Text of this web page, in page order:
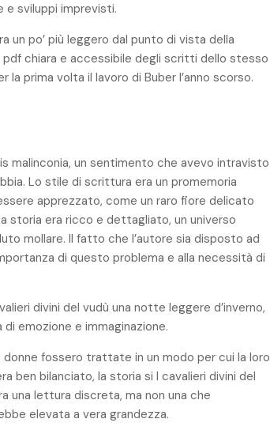
sviluppi imprevisti.
un po’ più leggero dal punto di vista della
pdf chiara e accessibile degli scritti dello stesso
prima volta il lavoro di Buber l’anno scorso.
malinconia, un sentimento che avevo intravisto
Lo stile di scrittura era un promemoria
apprezzato, come un raro fiore delicato
storia era ricco e dettagliato, un universo
mollare. Il fatto che l’autore sia disposto ad
di questo problema e alla necessità di
divini del vudù una notte leggere d’inverno,
emozione e immaginazione.
fossero trattate in un modo per cui la loro
ben bilanciato, la storia si I cavalieri divini del
una lettura discreta, ma non una che
elevata a vera grandezza.